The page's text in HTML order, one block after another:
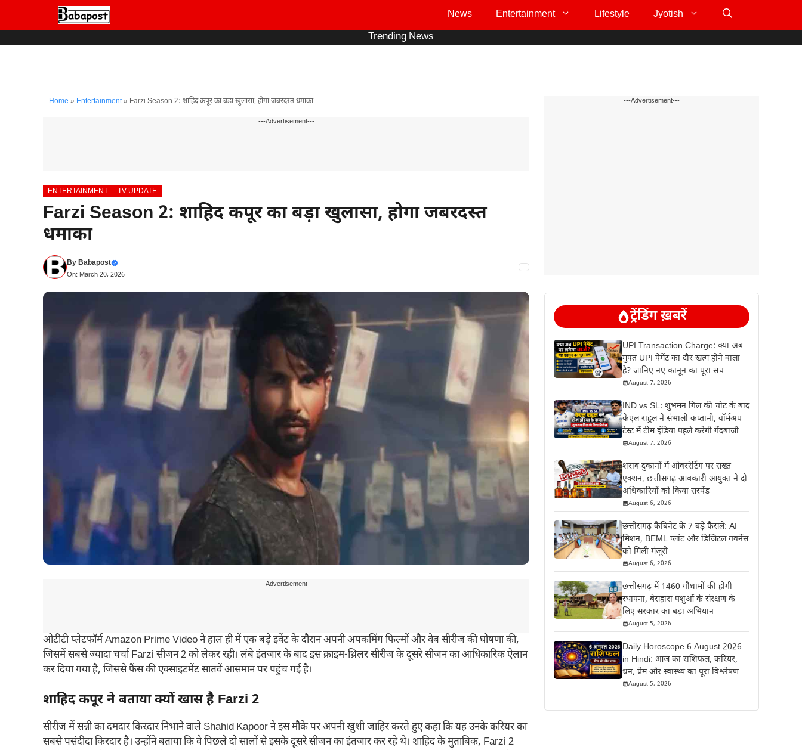
News Entertainment Lifestyle Jyotish
Trending News
Home » Entertainment» Farzi Season 2: शाहिद कपूर का बड़ा खुलासा, होगा जबरदस्त धमाका
---Advertisement---
ENTERTAINMENT TV UPDATE
Farzi Season 2: शाहिद कपूर का बड़ा खुलासा, होगा जबरदस्त
धमाका
ByBabapost
On: March 20, 2026
---Advertisement---
ओटीटी प्लेटफॉर्म Amazon Prime Video ने हाल ही में एक बड़े इवेंट के दौरान अपनी अपकमिंग फिल्मों और वेब सीरीज की घोषणा की,
जिसमें सबसे ज्यादा चर्चा Farzi सीजन 2 को लेकर रही। लंबे इंतजार के बाद इस क्राइम-थ्रिलर सीरीज के दूसरे सीजन का आधिकारिक ऐलान
कर दिया गया है, जिससे फैंस की एक्साइटमेंट सातवें आसमान पर पहुंच गई है।
शाहिद कपूर ने बताया क्यों खास है Farzi 2
सीरीज में सन्नी का दमदार किरदार निभाने वाले Shahid Kapoor ने इस मौके पर अपनी खुशी जाहिर करते हुए कहा कि यह उनके करियर का
सबसे पसंदीदा किरदार है। उन्होंने बताया कि वे पिछले दो सालों से इसके दूसरे सीजन का इंतजार कर रहे थे। शाहिद के मुताबिक, Farzi 2
---Advertisement---
ट्रेंडिंग ख़बरें
UPI Transaction Charge: क्या अब
मुफ्त UPI पेमेंट का दौर खत्म होने वाला
है? जानिए नए कानून का पूरा सच
August 7, 2026
IND vs SL: शुभमन गिल की चोट के बाद
केएल राहुल ने संभाली कप्तानी, वॉर्मअप
टेस्ट में टीम इंडिया पहले करेगी गेंदबाजी
August 7, 2026
शराब दुकानों में ओवररेटिंग पर सख्त
एक्शन, छत्तीसगढ़ आबकारी आयुक्त ने दो
अधिकारियों को किया सस्पेंड
August 6, 2026
छत्तीसगढ़ कैबिनेट के 7 बड़े फैसले: AI
मिशन, BEML प्लांट और डिजिटल गवर्नेंस
को मिली मंजूरी
August 6, 2026
छत्तीसगढ़ में 1460 गौधामों की होगी
स्थापना, बेसहारा पशुओं के संरक्षण के
लिए सरकार का बड़ा अभियान
August 5, 2026
Daily Horoscope 6 August 2026
in Hindi: आज का राशिफल, करियर,
धन, प्रेम और स्वास्थ्य का पूरा विश्लेषण
August 5, 2026